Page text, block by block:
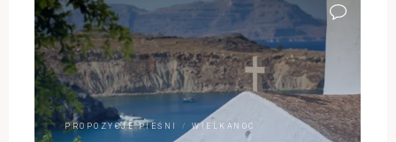
–
Rok
A"
PROPOZYCJE PIEŚNI / WIELKANOC